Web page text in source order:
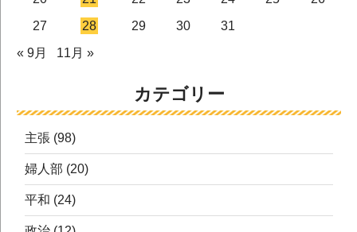
27
28 29 30
31
« 9月
11月 »
カテゴリー
主張 (98)
婦人部 (20)
平和 (24)